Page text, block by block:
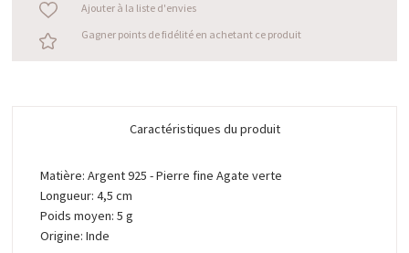
Ajouter à la liste d'envies
Gagner points de fidélité en achetant ce produit
Caractéristiques du produit
Matière: Argent 925 - Pierre fine Agate verte
Longueur: 4,5 cm
Poids moyen: 5 g
Origine: Inde